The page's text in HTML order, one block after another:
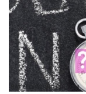
ת
ה
ח
י
פ